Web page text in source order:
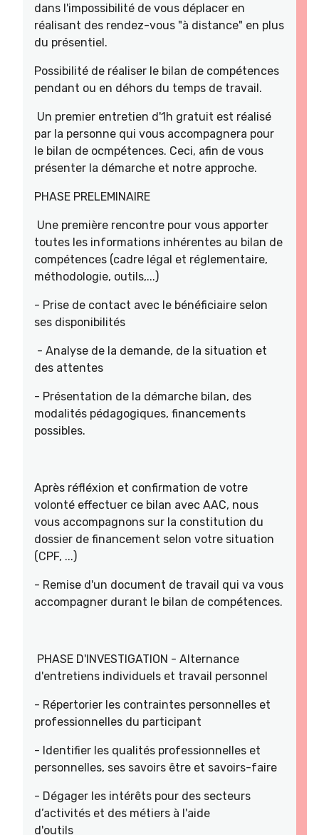
dans l'impossibilité de vous déplacer en
réalisant des rendez-vous "à distance" en plus
du présentiel.
Possibilité de réaliser le bilan de compétences
pendant ou en déhors du temps de travail.
Un premier entretien d'1h gratuit est réalisé
par la personne qui vous accompagnera pour
le bilan de ocmpétences. Ceci, afin de vous
présenter la démarche et notre approche.
PHASE PRELEMINAIRE
Une première rencontre pour vous apporter
toutes les informations inhérentes au bilan de
compétences (cadre légal et réglementaire,
méthodologie, outils,...)
- Prise de contact avec le bénéficiaire selon
ses disponibilités
- Analyse de la demande, de la situation et
des attentes
- Présentation de la démarche bilan, des
modalités pédagogiques, financements
possibles.
Après réfléxion et confirmation de votre
volonté effectuer ce bilan avec AAC, nous
vous accompagnons sur la constitution du
dossier de financement selon votre situation
(CPF, ...)
- Remise d'un document de travail qui va vous
accompagner durant le bilan de compétences.
PHASE D'INVESTIGATION - Alternance
d'entretiens individuels et travail personnel
- Répertorier les contraintes personnelles et
professionnelles du participant
- Identifier les qualités professionnelles et
personnelles, ses savoirs être et savoirs-faire
- Dégager les intérêts pour des secteurs
d’activités et des métiers à l'aide
d'outils